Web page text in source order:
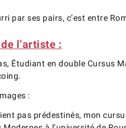
par ses pairs, c’est entre
l’artiste :
Étudiant en double Cursus
:
pas prédestinés, mon